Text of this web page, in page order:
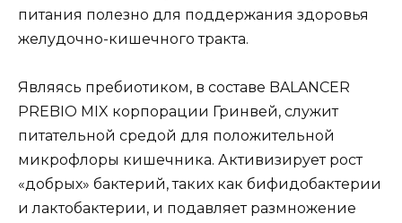
питания полезно для поддержания здоровья
желудочно-кишечного тракта.
Являясь пребиотиком, в составе BALANCER
PREBIO MIX корпорации Гринвей, служит
питательной средой для положительной
микрофлоры кишечника. Активизирует рост
«добрых» бактерий, таких как бифидобактерии
и лактобактерии, и подавляет размножение